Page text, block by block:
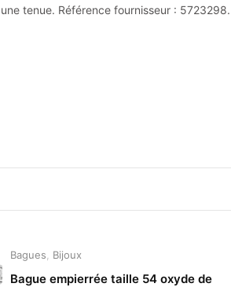
tenue. Référence fournisseur : 5723298.
Bagues Bijoux
Bague empierrée taille 54 oxyde de